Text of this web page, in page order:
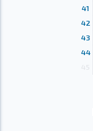
41
42
43
44